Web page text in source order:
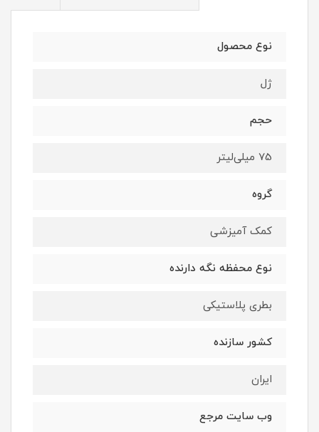
نوع محصول
ژل
حجم
75 میلی‌لیتر
گروه
کمک آمیزشی
نوع محفظه نگه دارنده
بطری پلاستیکی
کشور سازنده
ایران
وب سایت مرجع